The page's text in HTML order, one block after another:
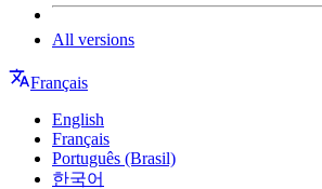
All versions
Français
English
Français
Português (Brasil)
한국어